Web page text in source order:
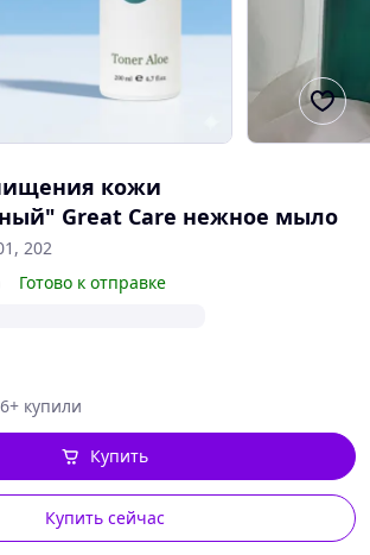
кожи
Great Care нежное мыло
202
Готово к отправке
купили
Купить сейчас
Купить